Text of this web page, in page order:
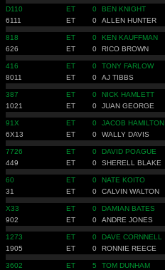
D110 ET 0 BEN KNIGHT
6111
ET 0 ALLEN HUNTER
818 ET 0 KEN KAUFFMAN
626
ET 0 RICO BROWN
416 ET 0 TONY FARLOW
8011
ET 0 AJ TIBBS
387 ET 0 NICK HAMLETT
1021
ET 0 JUAN GEORGE
91X ET 0 JACOB HAMILTON
6X13
ET 0 WALLY DAVIS
7726 ET 0 DAVID POAGUE
449
ET 0 SHERELL BLAKE
60 ET 0 NATE KOITO
31
ET 0 CALVIN WALTON
X33 ET 0 DAMIAN BATES
902
ET 0 ANDRE JONES
1273 ET 0 DAVE CORNNELL
1905
ET 0 RONNIE REECE
3602 ET 5 TOM DUNHAM